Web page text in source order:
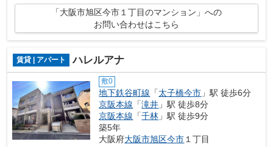
「大阪市旭区今市１丁目のマンション」への
お問い合わせはこちら
賃貸 | アパート ハレルアナ
敷0
地下鉄谷町線 「太子橋今市 」駅 徒歩6分
京阪本線 「滝井 」駅 徒歩8分
京阪本線 「千林 」駅 徒歩9分
築5年
大阪府大阪市旭区今市 １丁目